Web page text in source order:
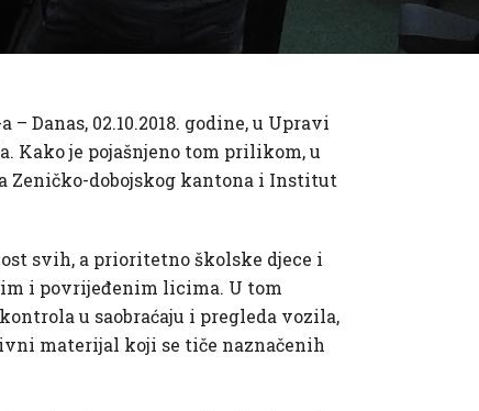
Danas, 02.10.2018. godine, u Upravi
Kako je pojašnjeno tom prilikom, u
Zeničko-dobojskog kantona i Institut
svih, a prioritetno školske djece i
i povrijeđenim licima. U tom
u saobraćaju i pregleda vozila,
materijal koji se tiče naznačenih